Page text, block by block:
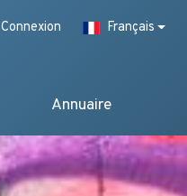
Connexion Français
Annuaire